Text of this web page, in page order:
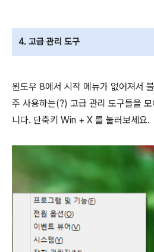
4. 고급 관리 도구
윈도우 8에서 시작 메뉴가 없어져서
주 사용하는(?) 고급 관리 도구들을
니다. 단축키 Win + X 를 눌러보세요.